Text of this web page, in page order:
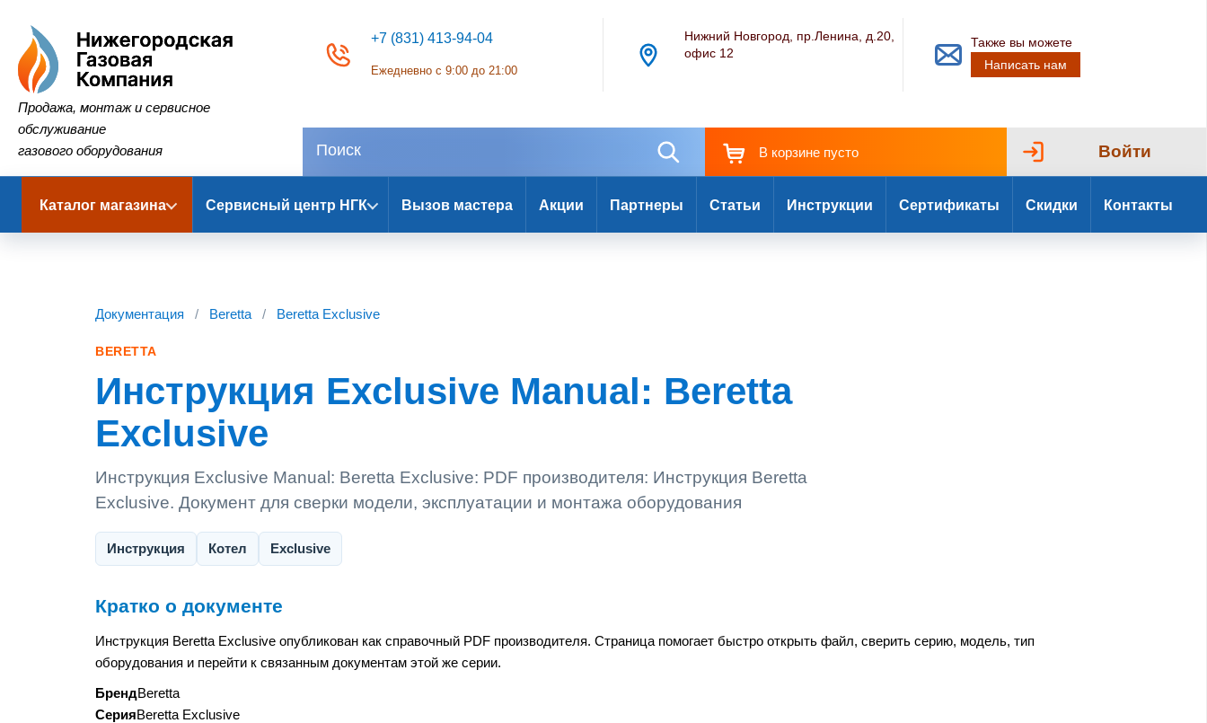
Нижегородская Газовая Компания
Продажа, монтаж и сервисное
обслуживание
газового оборудования
+7 (831) 413-94-04
Ежедневно с 9:00 до 21:00
Нижний Новгород, пр.Ленина, д.20,
офис 12
Также вы можете
Написать нам
В корзине пусто Войти
Каталог магазина Сервисный центр НГК Вызов мастера Акции Партнеры Статьи Инструкции Сертификаты Скидки Контакты
Документация / Beretta / Beretta Exclusive
BERETTA
Инструкция Exclusive Manual: Beretta
Exclusive
Инструкция Exclusive Manual: Beretta Exclusive: PDF производителя: Инструкция Beretta
Exclusive. Документ для сверки модели, эксплуатации и монтажа оборудования
Инструкция Котел Exclusive
Кратко о документе
Инструкция Beretta Exclusive опубликован как справочный PDF производителя. Страница помогает быстро открыть файл, сверить серию, модель, тип
оборудования и перейти к связанным документам этой же серии.
БрендBeretta
СерияBeretta Exclusive